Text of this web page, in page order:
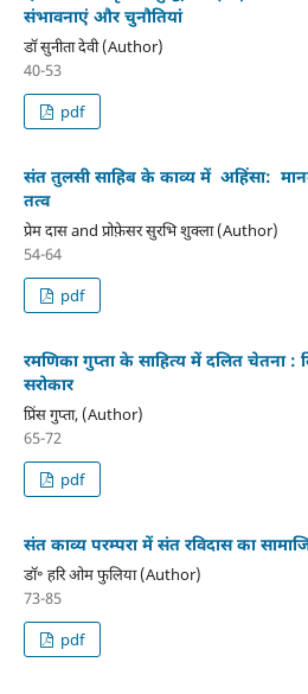
संभावनाएं और चुनौतियां
डॉ सुनीता देवी (Author)
40-53
pdf
संत तुलसी साहिब के काव्य में अहिंसा:
तत्व
प्रेम दास and प्रोफ़ेसर सुरभि शुक्ला (Author)
54-64
pdf
रमणिका गुप्ता के साहित्य में दलित चेतना :
सरोकार
प्रिंस गुप्ता, (Author)
65-72
pdf
संत काव्य परम्परा में संत रविदास का
डाॅ॰ हरि ओम फुलिया (Author)
73-85
pdf